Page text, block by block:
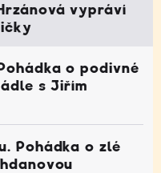
vypráví
o podivné
s Jiřím
Pohádka o zlé